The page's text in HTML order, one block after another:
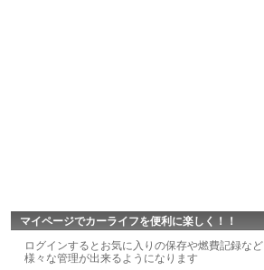
マイページでカーライフを便利に楽しく！！
ログインするとお気に入りの保存や燃費記録など
様々な管理が出来るようになります